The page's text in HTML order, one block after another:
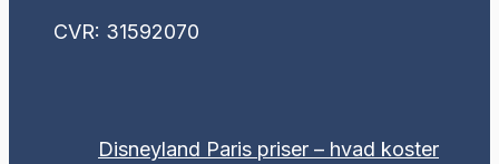
CVR: 31592070
Disneyland Paris priser – hvad koster